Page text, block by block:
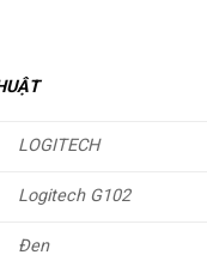
LOGITECH
Logitech G102
Đen